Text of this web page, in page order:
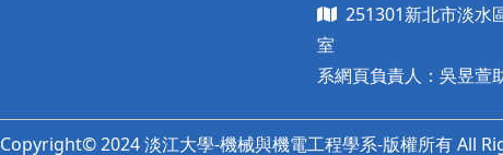
251301新北市淡水
室
系網頁負責人：吳昱萱
Copyright© 2024 淡江大學-機械與機電工程學系-版權所有